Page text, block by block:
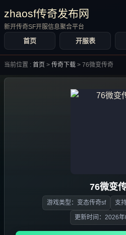
zhaosf传奇发布网
新开传奇SF开服信息聚合平台
首页 开服表
当前位置 : 首页 > 传奇下载 > 76微变传奇
76微变
游戏类型：变态传奇sf 支
更新时间：2026